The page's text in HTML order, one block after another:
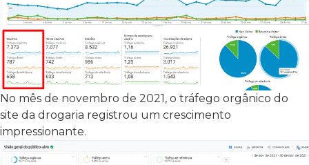
No mês de novembro de 2021, o tráfego orgânico do
site da drogaria registrou um crescimento
impressionante.